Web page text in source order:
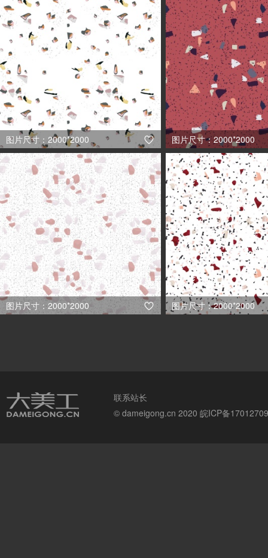
图片尺寸：2000*2000  图片尺寸：2000*2000
图片尺寸：2000*2000  图片尺寸：2000*2000
联系站长
© dameigong.cn 2020 皖ICP备